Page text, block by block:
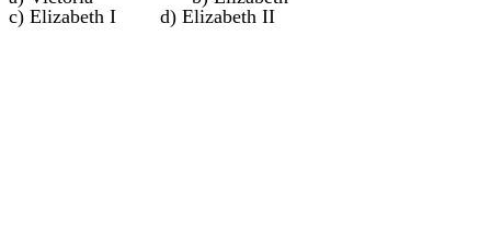
c) Elizabeth I d) Elizabeth II